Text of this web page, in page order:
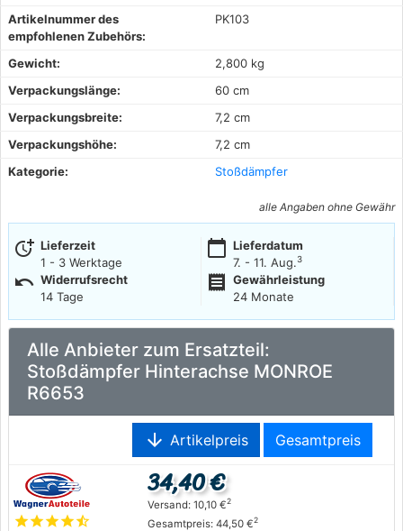
Artikelnummer des
empfohlenen Zubehörs:
PK103
Gewicht:
2,800 kg
Verpackungslänge:
60 cm
Verpackungsbreite:
7,2 cm
Verpackungshöhe:
7,2 cm
Kategorie:
Stoßdämpfer
alle Angaben ohne Gewähr
more_time Lieferzeit
1 - 3 Werktage
calendar_today Lieferdatum
7. - 11. Aug.3
undo Widerrufsrecht
14 Tage
receipt
Gewährleistung
24 Monate
Alle Anbieter zum Ersatzteil:
Stoßdämpfer Hinterachse MONROE
R6653
arrow_downward Artikelpreis Gesamtpreis
starstarstarstarstar_half
34,40 €
Versand: 10,10 €2
Gesamtpreis: 44,50 €2